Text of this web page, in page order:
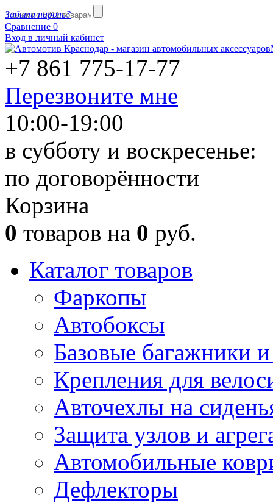
Сравнение 0
Вход в личный кабинет
+7 861 775-17-77
Перезвоните мне
10:00-19:00
в субботу и воскресенье:
по договорённости
Корзина
0 товаров на 0 руб.
Каталог товаров
Фаркопы
Автобоксы
Базовые багажники
Крепления для
Авточехлы на
Защита узлов и
Автомобильные
Дефлекторы
Забыли пароль?